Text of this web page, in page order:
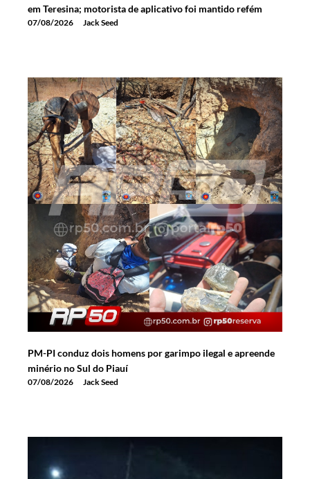
em Teresina; motorista de aplicativo foi mantido refém
07/08/2026 Jack Seed
PM-PI conduz dois homens por garimpo ilegal e apreende
minério no Sul do Piauí
07/08/2026 Jack Seed